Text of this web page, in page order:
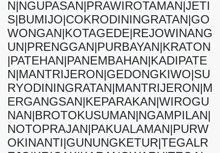
N|NGUPASAN|PRAWIROTAMAN|JETI
S|BUMIJO|COKRODININGRATAN|GO
WONGAN|KOTAGEDE|REJOWINANG
UN|PRENGGAN|PURBAYAN|KRATON
|PATEHAN|PANEMBAHAN|KADIPATE
N|MANTRIJERON|GEDONGKIWO|SU
RYODININGRATAN|MANTRIJERON|M
ERGANGSAN|KEPARAKAN|WIROGU
NAN|BROTOKUSUMAN|NGAMPILAN|
NOTOPRAJAN|PAKUALAMAN|PURW
OKINANTI|GUNUNGKETUR|TEGALR